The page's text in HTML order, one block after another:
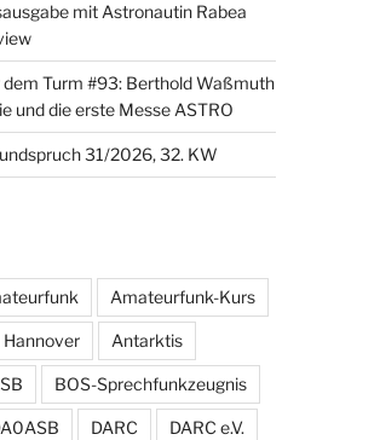
mit Astronautin Rabea
Turm #93: Berthold Waßmuth
und die erste Messe ASTRO
31/2026, 32. KW
Amateurfunk-Kurs
Antarktis
BOS-Sprechfunkzeugnis
DARC DARC e.V.